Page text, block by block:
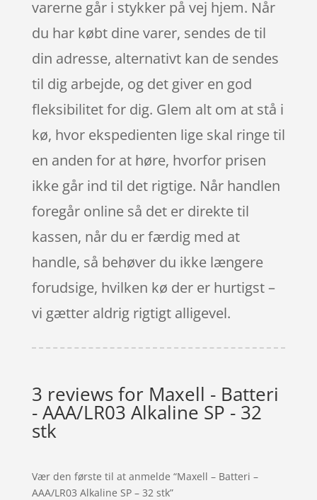
varerne går i stykker på vej hjem. Når
du har købt dine varer, sendes de til
din adresse, alternativt kan de sendes
til dig arbejde, og det giver en god
fleksibilitet for dig. Glem alt om at stå i
kø, hvor ekspedienten lige skal ringe til
en anden for at høre, hvorfor prisen
ikke går ind til det rigtige. Når handlen
foregår online så det er direkte til
kassen, når du er færdig med at
handle, så behøver du ikke længere
forudsige, hvilken kø der er hurtigst –
vi gætter aldrig rigtigt alligevel.
3 reviews for Maxell - Batteri
- AAA/LR03 Alkaline SP - 32
stk
Vær den første til at anmelde “Maxell – Batteri –
AAA/LR03 Alkaline SP – 32 stk”